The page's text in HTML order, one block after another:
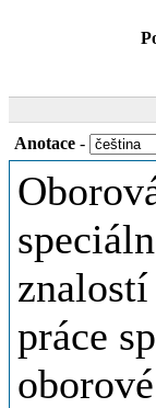
Anotace -
práce